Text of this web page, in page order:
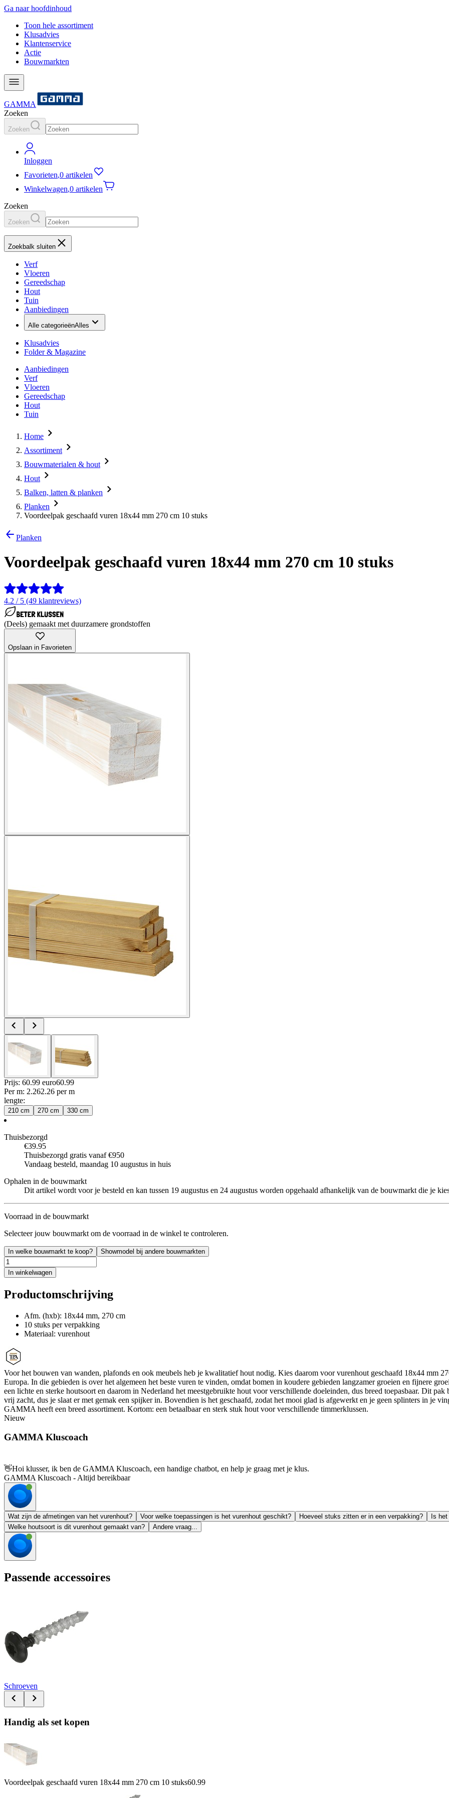
Ga naar hoofdinhoud
Toon hele assortiment
Klusadvies
Klantenservice
Actie
Bouwmarkten
GAMMA
Zoeken
Zoeken
Inloggen
Favorieten,0 artikelen
Winkelwagen,0 artikelen
Zoeken
Zoeken
Zoekbalk sluiten
Verf
Vloeren
Gereedschap
Hout
Tuin
Aanbiedingen
Alle categorieënAlles
Klusadvies
Folder & Magazine
Aanbiedingen
Verf
Vloeren
Gereedschap
Hout
Tuin
Home
Assortiment
Bouwmaterialen & hout
Hout
Balken, latten & planken
Planken
Voordeelpak geschaafd vuren 18x44 mm 270 cm 10 stuks
Planken
Voordeelpak geschaafd vuren 18x44 mm 270 cm 10 stuks
4.2 / 5 (49 klantreviews)
(Deels) gemaakt met duurzamere grondstoffen
Opslaan in Favorieten
Prijs: 60.99 euro60.99
Per m: 2.262.26 per m
lengte:
210 cm 270 cm 330 cm
Thuisbezorgd
€39.95
Thuisbezorgd gratis vanaf €950
Vandaag besteld, maandag 10 augustus in huis
Ophalen in de bouwmarkt
Dit artikel wordt voor je besteld en kan tussen 19 augustus en 24 augustus worden opgehaald afhankelijk van de bouwmarkt die je
Voorraad in de bouwmarkt
Selecteer jouw bouwmarkt om de voorraad in de winkel te controleren.
In welke bouwmarkt te koop? Showmodel bij andere bouwmarkten
In winkelwagen
Productomschrijving
Afm. (hxb): 18x44 mm, 270 cm
10 stuks per verpakking
Materiaal: vurenhout
Voor het bouwen van wanden, plafonds en ook meubels heb je kwalitatief hout nodig. Kies daarom voor vurenhout geschaafd 18x44 mm
Europa. In die gebieden is over het algemeen het beste vuren te vinden, omdat bomen in koudere gebieden langzamer groeien en fijnere
een lichte en sterke houtsoort en daarom in Nederland het meestgebruikte hout voor verschillende doeleinden, dus breed toepasbaar. Dit
vrij zacht, dus je slaat er met gemak een spijker in. Bovendien is het geschaafd, zodat het mooi glad is afgewerkt en je geen splinters in je
GAMMA heeft een breed assortiment. Kortom: een betaalbaar en sterk stuk hout voor verschillende timmerklussen.
Nieuw
GAMMA Kluscoach
👋Hoi klusser, ik ben de GAMMA Kluscoach, een handige chatbot, en help je graag met je klus.
GAMMA Kluscoach - Altijd bereikbaar
Wat zijn de afmetingen van het vurenhout? Voor welke toepassingen is het vurenhout geschikt? Hoeveel stuks zitten er in een verpakking?
Is
Welke houtsoort is dit vurenhout gemaakt van?
Andere vraag...
Passende accessoires
Schroeven
Handig als set kopen
Voordeelpak geschaafd vuren 18x44 mm 270 cm 10 stuks60.99